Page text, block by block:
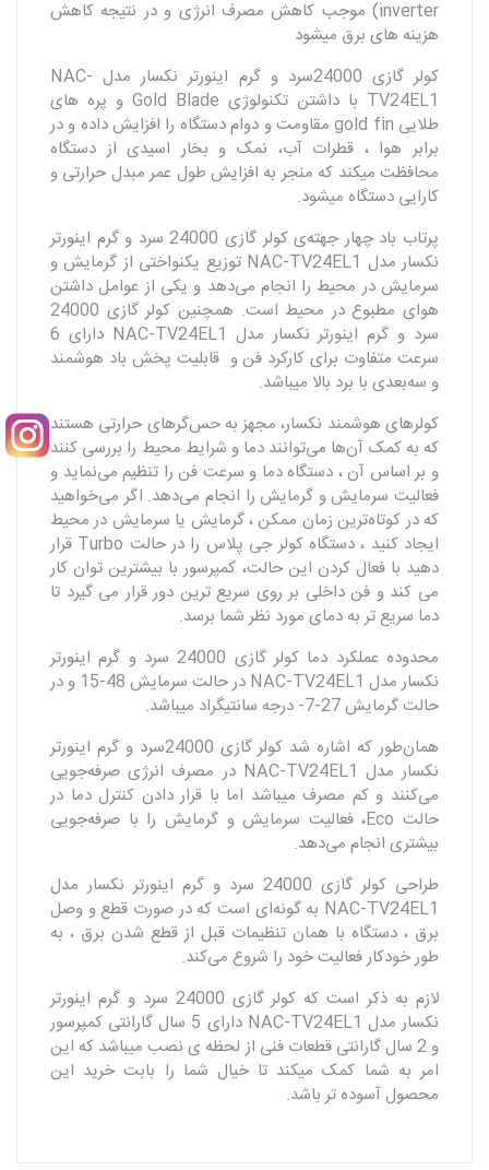
inverter) موجب کاهش مصرف انرژی و در نتیجه کاهش
هزینه های برق میشود
کولر گازی 24000سرد و گرم اینورتر نکسار مدل NAC-
TV24EL1 با داشتن تکنولوژی Gold Blade و پره های
طلایی gold fin مقاومت و دوام دستگاه را افزایش داده و در
برابر هوا ، قطرات آب، نمک و بخار اسیدی از دستگاه
محافظت میکند که منجر به افزایش طول عمر مبدل حرارتی و
کارایی دستگاه میشود.
پرتاب باد چهار جهته‌‌ی کولر گازی 24000 سرد و گرم اینورتر
نکسار مدل NAC-TV24EL1 توزیع یکنواختی از گرمایش و
سرمایش در محیط را انجام می‌دهد و یکی از عوامل داشتن
هوای مطبوع در محیط است. همچنین کولر گازی 24000
سرد و گرم اینورتر نکسار مدل NAC-TV24EL1 دارای 6
سرعت متفاوت برای کارکرد فن و قابلیت پخش باد هوشمند
و سه‌بعدی با برد بالا میباشد.
کولرهای هوشمند نکسار، مجهز به حس‌گرهای حرارتی هستند
که به کمک آن‌ها می‌توانند دما و شرایط محیط را بررسی کنند
و بر اساس آن ، دستگاه دما و سرعت فن را تنظیم می‌نماید و
فعالیت سرمایش و گرمایش را انجام‌ می‌دهد. اگر می‌خواهید
که در کوتاه‌ترین زمان ممکن ، گرمایش یا سرمایش در محیط
ایجاد کنید ، دستگاه کولر جی‌ پلاس را در حالت Turbo قرار
دهید با فعال کردن این حالت، کمپرسور با بیشترین توان کار
می کند و فن داخلی بر روی سریع ترین دور قرار می گیرد تا
دما سریع تر به دمای مورد نظر شما برسد.
محدوده عملکرد دما کولر گازی 24000 سرد و گرم اینورتر
نکسار مدل NAC-TV24EL1 در حالت سرمایش 48-15 و در
حالت گرمایش 27-7- درجه سانتیگراد میباشد.
همان‌طور که اشاره شد کولر گازی 24000سرد و گرم اینورتر
نکسار مدل NAC-TV24EL1 در مصرف انرژی صرفه‌جویی
می‌کنند و کم مصرف میباشد اما با قرار دادن کنترل دما در
حالت Eco، فعالیت سرمایش و گرمایش را با صرفه‌جویی
بیشتری انجام می‌دهد.
طراحی کولر گازی 24000 سرد و گرم اینورتر نکسار مدل
NAC-TV24EL1 به گونه‌ای است که در صورت قطع و وصل
برق ، دستگاه با همان تنظیمات قبل از قطع شدن برق ، به
طور خودکار فعالیت خود را شروع می‌کند.
لازم به ذکر است که کولر گازی 24000 سرد و گرم اینورتر
نکسار مدل NAC-TV24EL1 دارای 5 سال گارانتی کمپرسور
و 2 سال گارانتی قطعات فنی از لحظه ی نصب میباشد که این
امر به شما کمک میکند تا خیال شما را بابت خرید این
محصول آسوده تر باشد.